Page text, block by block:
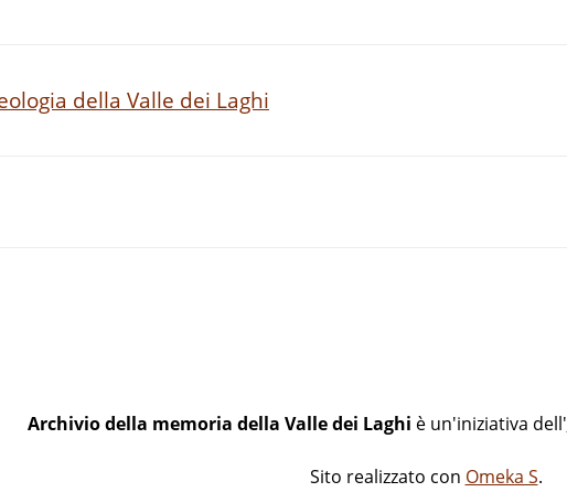
della Valle dei Laghi
Archivio della memoria della Valle dei Laghi è un'iniziativa dell'
Sito realizzato con Omeka S.